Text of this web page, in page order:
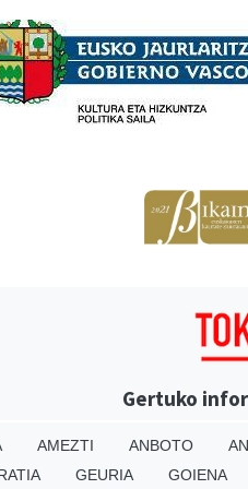
Gertuko
AMEZTI ANBOTO
GEURIA GOIENA